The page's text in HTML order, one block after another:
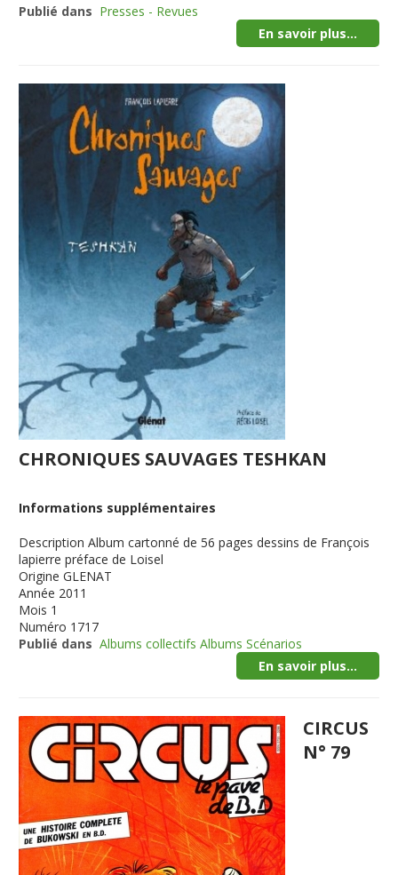
Publié dans Presses - Revues
En savoir plus...
CHRONIQUES SAUVAGES TESHKAN
Informations supplémentaires
Description Album cartonné de 56 pages dessins de François
lapierre préface de Loisel
Origine GLENAT
Année 2011
Mois 1
Numéro 1717
Publié dans Albums collectifs Albums Scénarios
En savoir plus...
CIRCUS
N° 79